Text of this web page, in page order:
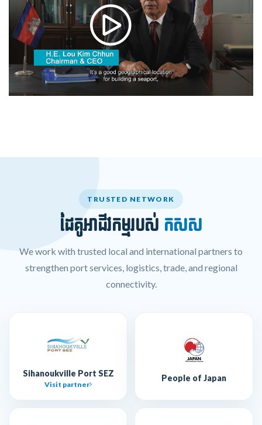
TRUSTED NETWORK
ដៃគូអាជីវកម្មរបស់ កសស
We work with trusted local and international partners to
strengthen port services, logistics, trade, and regional
connectivity.
Sihanoukville Port SEZ
Visit partner
People of Japan